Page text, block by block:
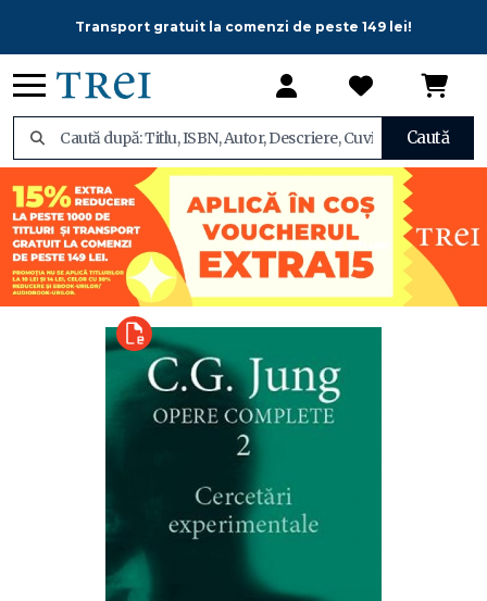
Transport gratuit la comenzi de peste 149 lei!
Caută